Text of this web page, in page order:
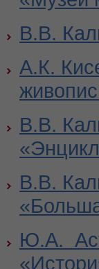
В.В.
А.К.
В.В.
В.В.
Ю.А.